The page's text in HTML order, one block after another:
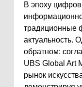
В эпоху
традиционные
актуальность.
обратном:
UBS Global Art
рынок